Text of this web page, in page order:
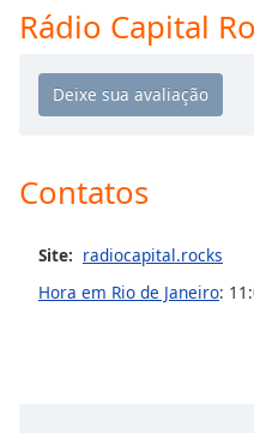
cancel
and
close
window.
Color
Rádio Capital
Contatos
Site: radiocapital.rocks
Hora em Rio de Janeiro: